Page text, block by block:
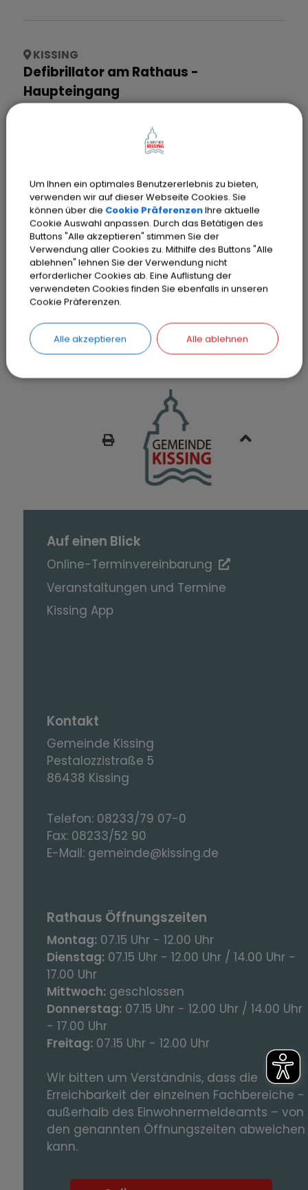
KISSING
Defibrillator am Rathaus -
Haupteingang
Eingang zur Sporthalle
KISSING
Defibrillator Raiffeisenbank Kissing -
Eingangsbereich
Auf einen Blick
Online-Terminvereinbarung
Veranstaltungen und Termine
Kissing App
Kontakt
Gemeinde Kissing
Pestalozzistraße 5
86438 Kissing
Telefon: 08233/79 07-0
Fax: 08233/52 90
E-Mail: gemeinde@kissing.de
Rathaus Öffnungszeiten
Montag: 07.15 Uhr - 12.00 Uhr
Dienstag: 07.15 Uhr - 12.00 Uhr / 14.00 Uhr -
17.00 Uhr
Mittwoch: geschlossen
Donnerstag: 07.15 Uhr - 12.00 Uhr / 14.00 Uhr
- 17.00 Uhr
Freitag: 07.15 Uhr - 12.00 Uhr
Wir bitten um Verständnis, dass die
Erreichbarkeit der einzelnen Fachbereiche -
außerhalb des Einwohnermeldeamts – von
den genannten Öffnungszeiten abweichen
kann.
Um Ihnen ein optimales Benutzererlebnis zu bieten,
verwenden wir auf dieser Webseite Cookies. Sie
können über die Cookie PräferenzenIhre aktuelle
Cookie Auswahl anpassen. Durch das Betätigen des
Buttons "Alle akzeptieren" stimmen Sie der
Verwendung aller Cookies zu. Mithilfe des Buttons "Alle
ablehnen" lehnen Sie der Verwendung nicht
erforderlicher Cookies ab. Eine Auflistung der
verwendeten Cookies finden Sie ebenfalls in unseren
Cookie Präferenzen.
Alle akzeptieren Alle ablehnen